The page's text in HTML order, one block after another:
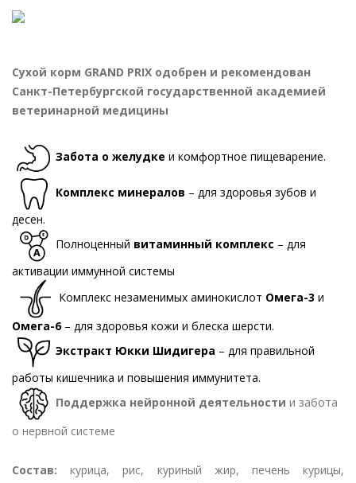
Сухой корм GRAND PRIX одобрен и рекомендован
Санкт-Петербургской государственной академией
ветеринарной медицины
Забота о желудке и комфортное пищеварение.
Комплекс минералов – для здоровья зубов и
десен.
Полноценный витаминный комплекс – для
активации иммунной системы
Комплекс незаменимых аминокислот Омега-3 и
Омега-6– для здоровья кожи и блеска шерсти.
Экстракт Юкки Шидигера – для правильной
работы кишечника и повышения иммунитета.
Поддержка нейронной деятельности и забота
о нервной системе
Состав:курица, рис, куриный жир, печень курицы,